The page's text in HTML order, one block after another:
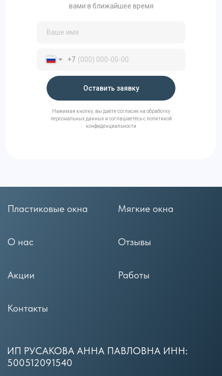
вами в ближайшее время
+7
Оставить заявку
Нажимая кнопку, вы даёте согласие на обработку
персональных данных и соглашаетесь с политикой
конфиденциальности